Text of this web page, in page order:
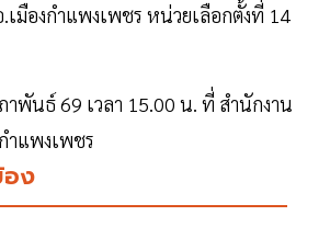
.เมืองกำแพงเพชร หน่วยเลือกตั้งที่ 14
พันธ์ 69 เวลา 15.00 น. ที่ สำนักงาน
ำแพงเพชร
อง